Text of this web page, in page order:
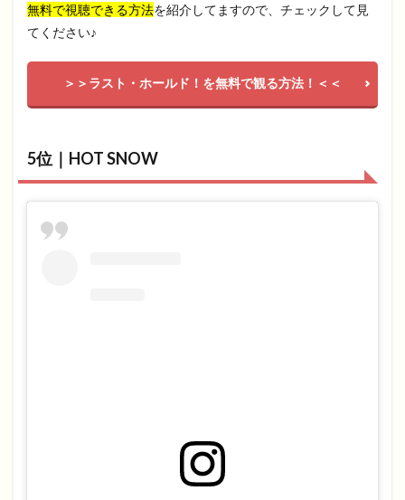
無料で視聴できる方法を紹介してますので、チェックして見
てください♪
＞＞ラスト・ホールド！を無料で観る方法！＜＜
5位｜HOT SNOW